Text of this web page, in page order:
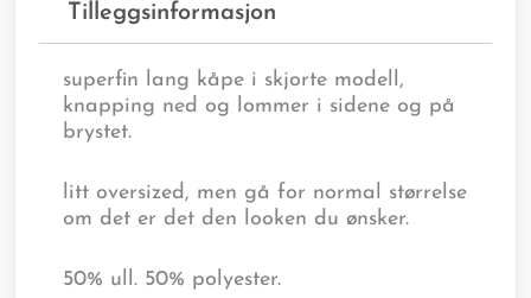
Tilleggsinformasjon
superfin lang kåpe i skjorte modell,
knapping ned og lommer i sidene og på
brystet.
litt oversized, men gå for normal størrelse
om det er det den looken du ønsker.
50% ull. 50% polyester.